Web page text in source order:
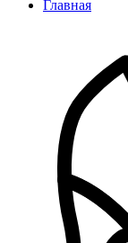
Главная